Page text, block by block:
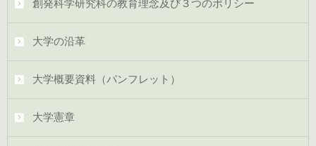
創発科学研究科の教育理念及び３つのポリシー
大学の沿革
大学概要資料（パンフレット）
大学憲章